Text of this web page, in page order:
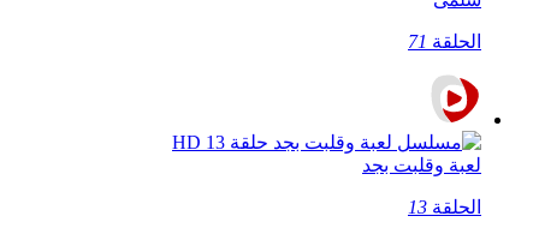
الحلقة 71
لعبة وقلبت بجد
الحلقة 13